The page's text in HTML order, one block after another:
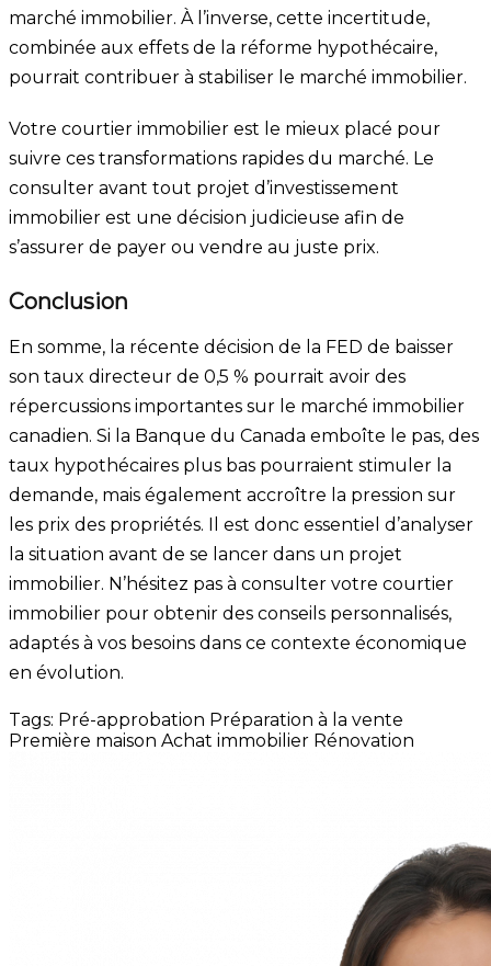
marché immobilier. À l’inverse, cette incertitude,
combinée aux effets de la réforme hypothécaire,
pourrait contribuer à stabiliser le marché immobilier.
Votre courtier immobilier est le mieux placé pour
suivre ces transformations rapides du marché. Le
consulter avant tout projet d’investissement
immobilier est une décision judicieuse afin de
s’assurer de payer ou vendre au juste prix.
Conclusion
En somme, la récente décision de la FED de baisser
son taux directeur de 0,5 % pourrait avoir des
répercussions importantes sur le marché immobilier
canadien. Si la Banque du Canada emboîte le pas, des
taux hypothécaires plus bas pourraient stimuler la
demande, mais également accroître la pression sur
les prix des propriétés. Il est donc essentiel d’analyser
la situation avant de se lancer dans un projet
immobilier. N’hésitez pas à consulter votre courtier
immobilier pour obtenir des conseils personnalisés,
adaptés à vos besoins dans ce contexte économique
en évolution.
Tags: Pré-approbation Préparation à la vente
Première maison Achat immobilier Rénovation